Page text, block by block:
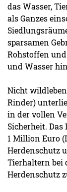
das Wasser,
als Ganzes
sparsamen
Rohstoffen
und Wasser
Nicht
Rinder)
in der vollen
Sicherheit. Das
1 Million Euro
Herdenschutz
Tierhaltern bei
Herdenschutz